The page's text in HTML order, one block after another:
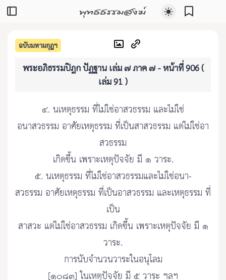
พุทธธรรมสงฆ์
ฉบับมหามกุฏฯ
พระอภิธรรมปิฎก ปัฏฐาน เล่ม ๗ ภาค ๗ - หน้าที่ 906 (
เล่ม 91 )
๔. นเหตุธรรม ที่ไม่ใช่อาสวธรรม และไม่ใช่
อนาสวธรรม อาศัยเหตุธรรม ที่เป็นสาสวธรรม แต่ไม่ใช่อา
สวธรรม
เกิดขึ้น เพราะเหตุปัจจัย มี ๑ วาระ.
๕. นเหตุธรรม ที่ไม่ใช่อาสวธรรมและไม่ใช่อนา-
สวธรรม อาศัยเหตุธรรม ที่เป็นอาสวธรรม และเหตุธรรม ที่
เป็น
สาสวะ แต่ไม่ใช่อาสวธรรม เกิดขึ้น เพราะเหตุปัจจัย มี ๑
วาระ.
การนับจำนวนวาระในอนุโลม
[๑๐๘๓] ในเหตุปัจจัย มี ๕ วาระ ฯลฯ